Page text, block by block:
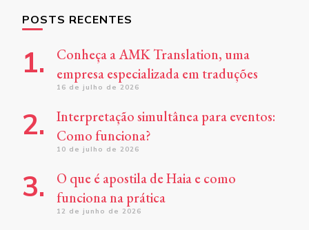
POSTS RECENTES
Conheça a AMK Translation, uma
empresa especializada em traduções
16 de julho de 2026
Interpretação simultânea para eventos:
Como funciona?
10 de julho de 2026
O que é apostila de Haia e como
funciona na prática
12 de junho de 2026